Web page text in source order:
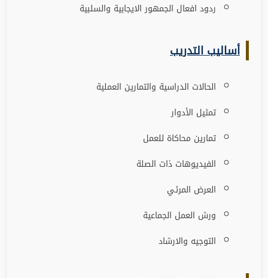
ردود افعال الجمهور الايجابية والسلبية
أساليب التدريب
الحالات الدراسية والتمارين العملية
تمثيل الأدوار
تمارين محاكاة للعمل
الفيديوهات ذات الصلة
العرض المرئي
ورش العمل الجماعية
التوجيه والارشاد